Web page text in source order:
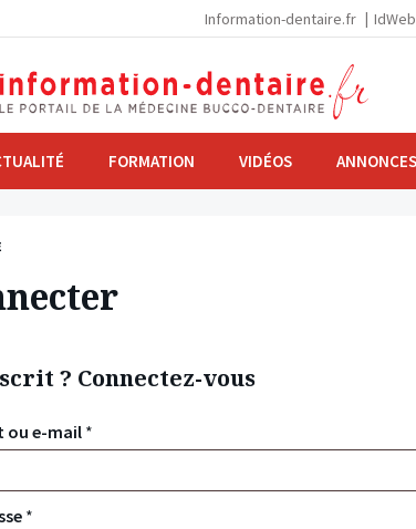
Information-dentaire.fr
FORMATION VIDÉOS ANNONCES
? Connectez-vous
ou e-mail *
*